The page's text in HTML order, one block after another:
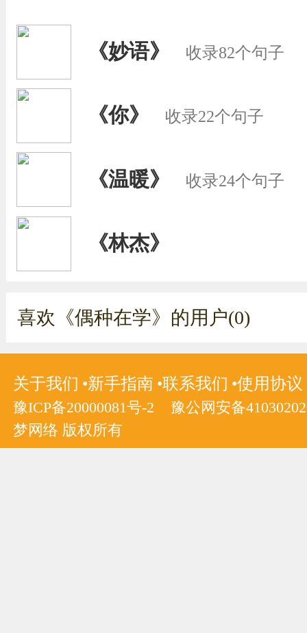
《妙语》 收录82个句子
《你》 收录22个句子
《温暖》 收录24个句子
《林杰》
喜欢《偶种在学》的用户(0)
关于我们 新手指南 联系我们 使用协议
豫ICP备20000081号-2
豫公网安备
梦网络 版权所有